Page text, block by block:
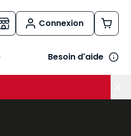
Connexion
Besoin d'aide